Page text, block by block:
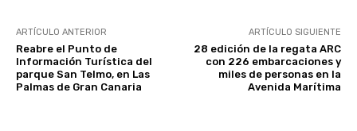
ARTÍCULO ANTERIOR
Reabre el Punto de
Información Turística del
parque San Telmo, en Las
Palmas de Gran Canaria
ARTÍCULO SIGUIENTE
28 edición de la regata ARC
con 226 embarcaciones y
miles de personas en la
Avenida Marítima